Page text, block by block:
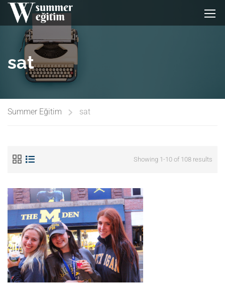
sat
Summer Eğitim sat
Showing 1-10 of 108 results